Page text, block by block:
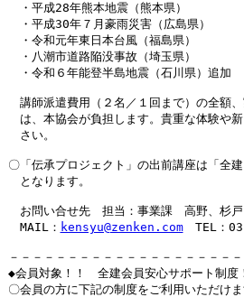
・平成28年熊本地震（熊本県）
・平成30年７月豪雨災害（広島県）
・令和元年東日本台風（福島県）
・八潮市道路陥没事故（埼玉県）
・令和６年能登半島地震（石川県）追加
講師派遣費用（２名／１回まで）の全額
は、本協会が負担します。貴重な体験や
さい。
〇「伝承プロジェクト」の出前講座は「全
となります。
お問い合せ先　担当：事業課　高野、杉戸
MAIL： kensyu@zenken.com TEL：
－－－－－－－－－－－－－－－－－－－
◆会員対象！！　全建会員安心サポート制度
〇会員の方に下記の制度をご利用いただけ